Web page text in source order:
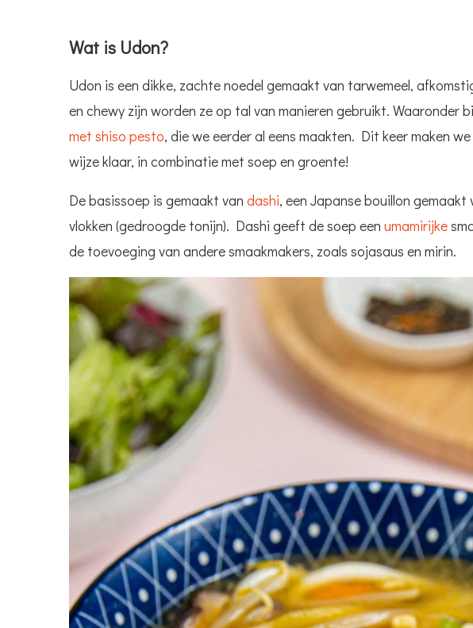
Wat is Udon?
Udon is een dikke, zachte noedel gemaakt van tarwemeel,
en chewy zijn worden ze op tal van manieren gebruikt. Waaronder
met shiso pesto, die we eerder al eens maakten. Dit keer maken
wijze klaar, in combinatie met soep en groente!
De basissoep is gemaakt van dashi, een Japanse bouillon
vlokken (gedroogde tonijn). Dashi geeft de soep een umamirijke
de toevoeging van andere smaakmakers, zoals sojasaus en mirin.